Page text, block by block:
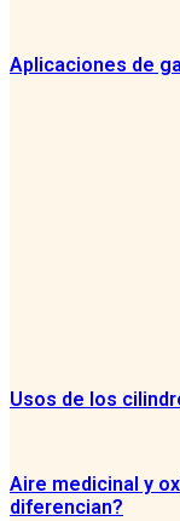
Aplicaciones de
Usos de los
Aire medicinal y
diferencian?